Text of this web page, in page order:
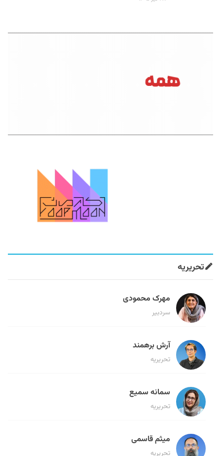
تحریریه
مهرک محمودی
سردبیر
آرش برهمند
تحریریه
سمانه سمیع
تحریریه
میثم قاسمی
تحریریه